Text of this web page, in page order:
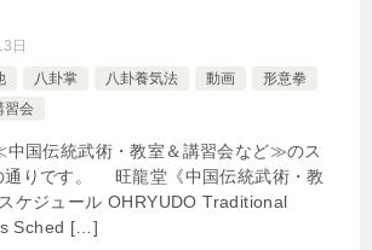
日
八卦掌 八卦養気法 動画
形意拳
習会
国伝統武術・教室＆講習会など≫のス
通りです。 旺龍堂《中国伝統武術・教
ケジュール OHRYUDO Traditional
Sched […]